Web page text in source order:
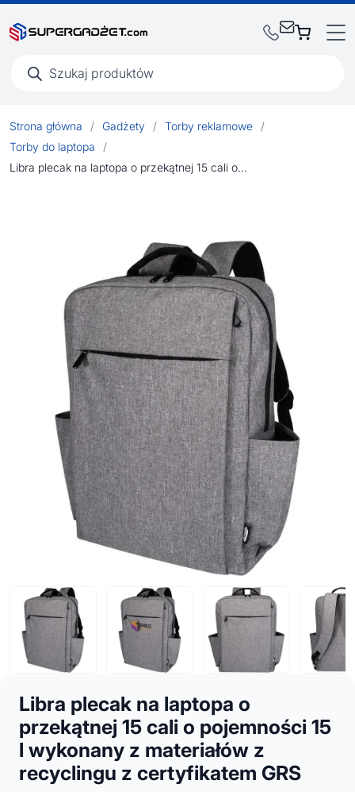
produktów
Strona główna / Gadżety / Torby reklamowe
/
Torby do laptopa
/
Libra plecak na laptopa o przekątnej 15 cali o pojemności 15 l wykonany z materiałów z recyclingu z certyfikatem GRS
Libra plecak na laptopa o
przekątnej 15 cali o pojemności 15
l wykonany z materiałów z
recyclingu z certyfikatem GRS